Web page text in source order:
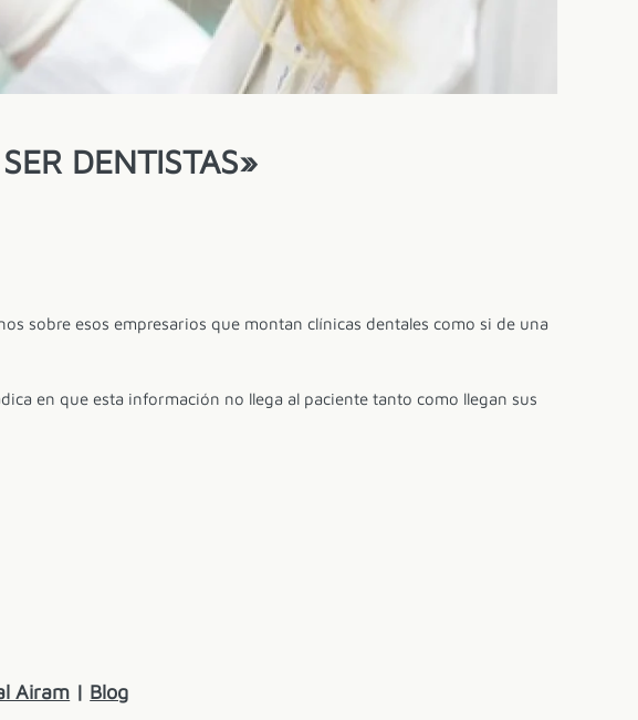
DENTISTAS»
sobre esos empresarios que montan clínicas dentales como si de una
en que esta información no llega al paciente tanto como llegan sus
Airam | Blog